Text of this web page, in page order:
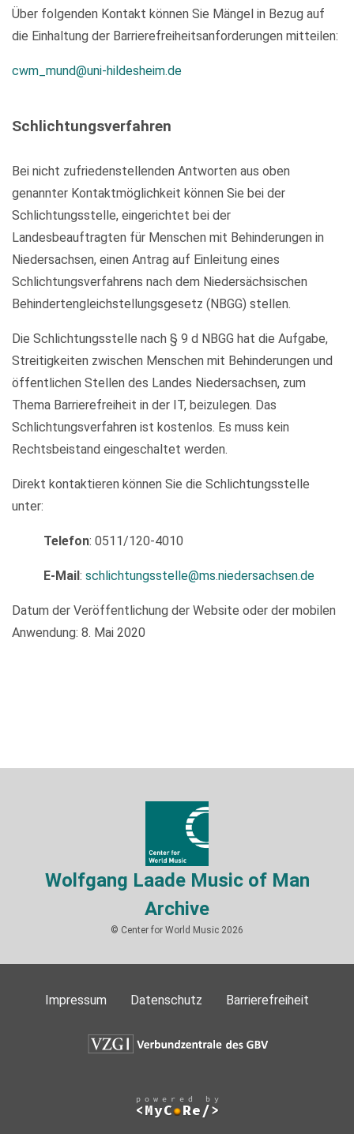
Über folgenden Kontakt können Sie Mängel in Bezug auf
die Einhaltung der Barrierefreiheitsanforderungen mitteilen:
cwm_mund@uni-hildesheim.de
Schlichtungsverfahren
Bei nicht zufriedenstellenden Antworten aus oben
genannter Kontaktmöglichkeit können Sie bei der
Schlichtungsstelle, eingerichtet bei der
Landesbeauftragten für Menschen mit Behinderungen in
Niedersachsen, einen Antrag auf Einleitung eines
Schlichtungsverfahrens nach dem Niedersächsischen
Behindertengleichstellungsgesetz (NBGG) stellen.
Die Schlichtungsstelle nach § 9 d NBGG hat die Aufgabe,
Streitigkeiten zwischen Menschen mit Behinderungen und
öffentlichen Stellen des Landes Niedersachsen, zum
Thema Barrierefreiheit in der IT, beizulegen. Das
Schlichtungsverfahren ist kostenlos. Es muss kein
Rechtsbeistand eingeschaltet werden.
Direkt kontaktieren können Sie die Schlichtungsstelle
unter:
Telefon: 0511/120-4010
E-Mail : schlichtungsstelle@ms.niedersachsen.de
Datum der Veröffentlichung der Website oder der mobilen
Anwendung: 8. Mai 2020
Wolfgang Laade Music of Man
Archive
© Center for World Music 2026
Impressum Datenschutz Barrierefreiheit